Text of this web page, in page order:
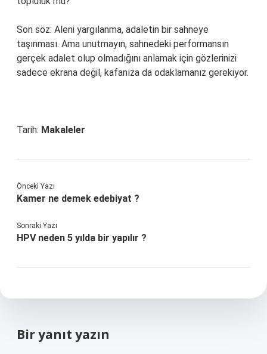
Son söz: Aleni yargılanma, adaletin bir sahneye
taşınması. Ama unutmayın, sahnedeki performansın
gerçek adalet olup olmadığını anlamak için gözlerinizi
sadece ekrana değil, kafanıza da odaklamanız gerekiyor.
Tarih: Makaleler
Önceki Yazı
Kamer ne demek edebiyat ?
Sonraki Yazı
HPV neden 5 yılda bir yapılır ?
Bir yanıt yazın